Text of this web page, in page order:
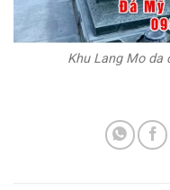
Khu Lang Mo da